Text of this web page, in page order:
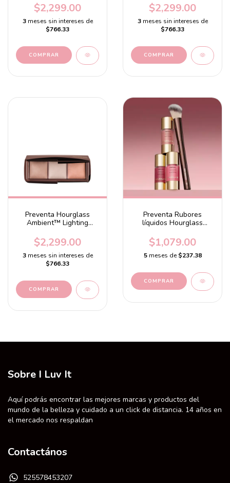
$2,299.00
3 meses sin intereses de
$766.33
$2,299.00
3 meses sin intereses de
$766.33
Preventa Hourglass
Ambient™ Lighting
$2,299.00
3 meses sin intereses de
$766.33
Preventa Rubores
líquidos Hourglass
$1,079.00
5 meses de$237.38
COMPRAR
Sobre I Luv It
Aquí podrás encontrar las mejores marcas y productos del
mundo de la belleza y cuidado a un click de distancia. 14 años en
el mercado nos respaldan
Contactános
525578453207